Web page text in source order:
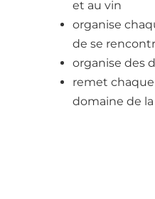
et au vin
organise
de se
organise des
remet
domaine de